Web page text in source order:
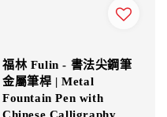
福林 Fulin - 書法尖鋼筆
金屬筆桿 | Metal
Fountain Pen with
Chinese Calligraphy